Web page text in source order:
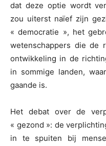
dat deze optie wordt
zou uiterst naïef zijn
« democratie », het
wetenschappers die de
ontwikkeling in de
in sommige landen,
gaande is.
Het debat over de
« gezond »: de
in te spuiten bij